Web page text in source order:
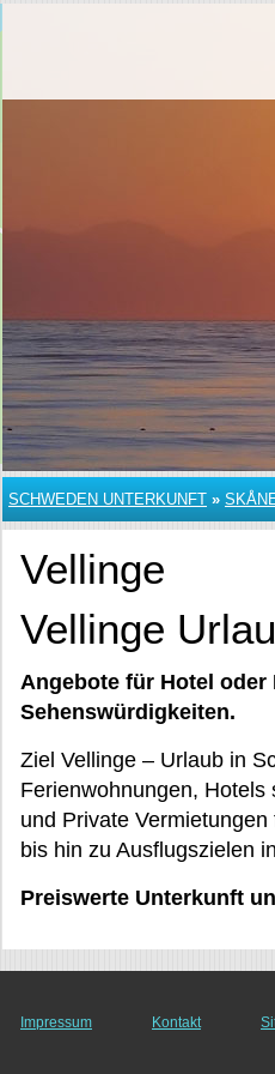
SCHWEDEN UNTERKUNFT »
Vellinge
Vellinge
Angebote für Hotel
Sehenswürdigkeiten.
Ziel Vellinge – Urlaub in
Ferienwohnungen,
und Private
bis hin zu Ausflugszielen
Preiswerte Unterkunft
Impressum Kontakt